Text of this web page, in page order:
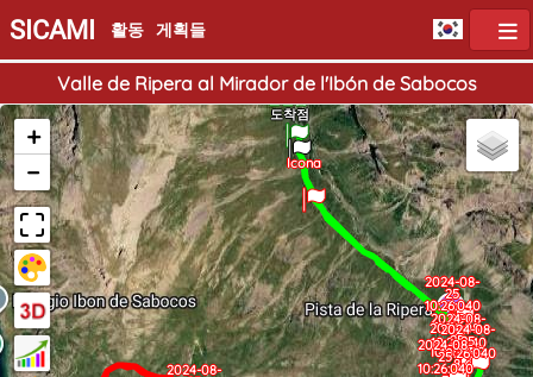
SICAMI 활동 게획들
Valle de Ripera al Mirador de l'Ibón de Sabocos
도착점
051
2024-08-
25
10:26:040
2
2024-08-
25
10:26:040
3
2024-08-
25
10:26:040
4
2024-08-
25
10:26:040
6
2024-08-
25
10:26:040
2024-08-
25
10:26:040
8
2024-08-
Icona
+
−